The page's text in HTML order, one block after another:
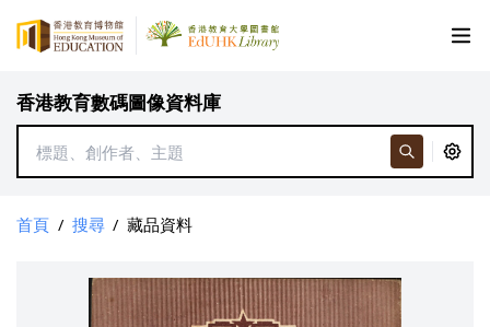
香港教育數碼圖像資料庫
首頁 / 搜尋 / 藏品資料